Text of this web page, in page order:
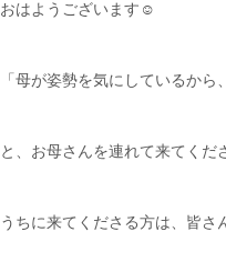
おはようございます☺︎
「母が姿勢を気にしているから
と、お母さんを連れて来てくだ
うちに来てくださる方は、皆さ